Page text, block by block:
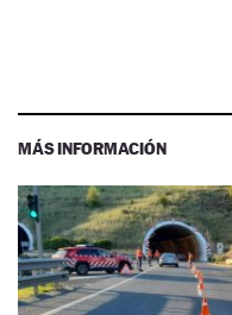
MÁS INFORMACIÓN